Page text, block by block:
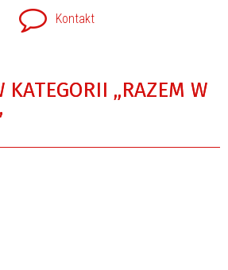
Kontakt
KATEGORII „RAZEM W